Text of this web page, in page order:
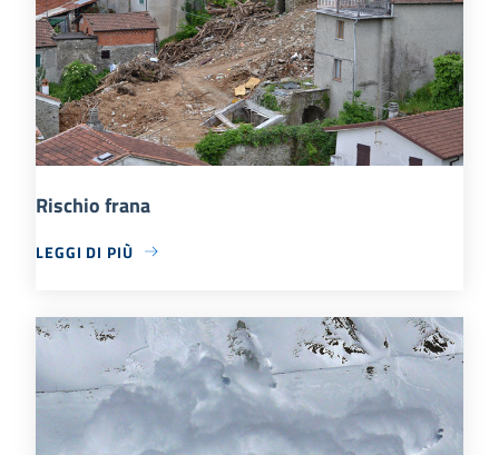
Rischio frana
LEGGI DI PIÙ